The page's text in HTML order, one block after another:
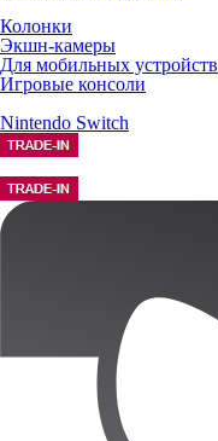
Колонки
Экшн-камеры
Для мобильных устройств
Игровые консоли
Nintendo Switch